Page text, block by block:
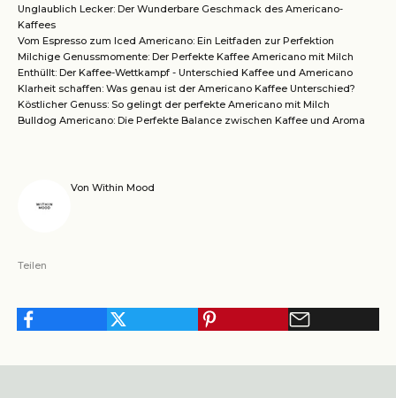
Unglaublich Lecker: Der Wunderbare Geschmack des Americano-
Kaffees
Vom Espresso zum Iced Americano: Ein Leitfaden zur Perfektion
Milchige Genussmomente: Der Perfekte Kaffee Americano mit Milch
Enthüllt: Der Kaffee-Wettkampf - Unterschied Kaffee und Americano
Klarheit schaffen: Was genau ist der Americano Kaffee Unterschied?
Köstlicher Genuss: So gelingt der perfekte Americano mit Milch
Bulldog Americano: Die Perfekte Balance zwischen Kaffee und Aroma
Von Within Mood
Teilen